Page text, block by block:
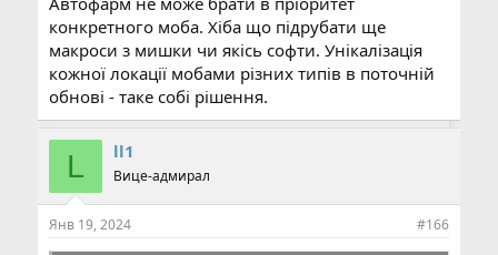
конкретного моба. Хіба що підрубати ще
макроси з мишки чи якісь софти. Унікалізація
кожної локації мобами різних типів в поточній
обнові - таке собі рішення.
L ll1
Вице-адмирал
Янв 19, 2024 #166